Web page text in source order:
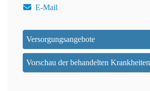
E-Mail
Versorgungsangebote
Vorschau der behandelten Krankheiten